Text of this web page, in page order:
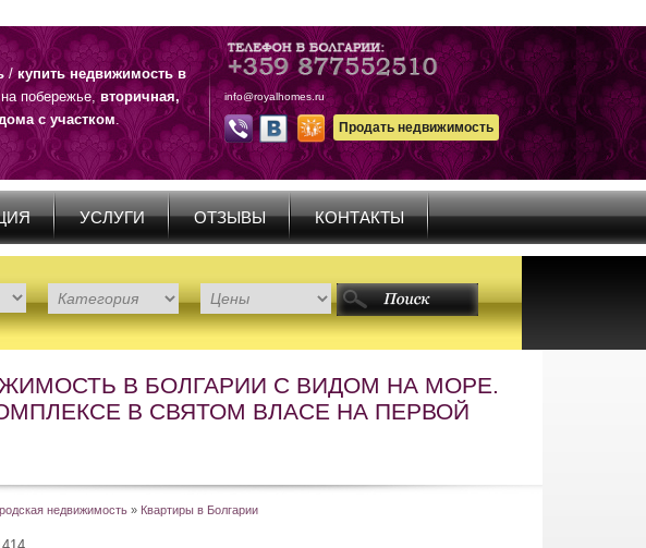
/купить недвижимость в
побережье,вторичная,
с участком.
info@royalhomes.ru
Продать недвижимость
УСЛУГИ ОТЗЫВЫ КОНТАКТЫ
В БОЛГАРИИ С ВИДОМ НА МОРЕ.
В СВЯТОМ ВЛАСЕ НА ПЕРВОЙ
недвижимость » Квартиры в Болгарии